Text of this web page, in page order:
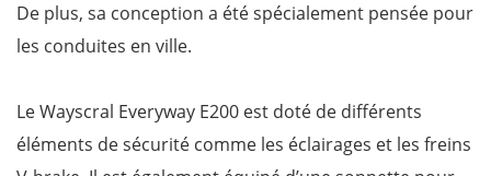
De plus, sa conception a été spécialement pensée pour
les conduites en ville.
Le Wayscral Everyway E200 est doté de différents
éléments de sécurité comme les éclairages et les freins